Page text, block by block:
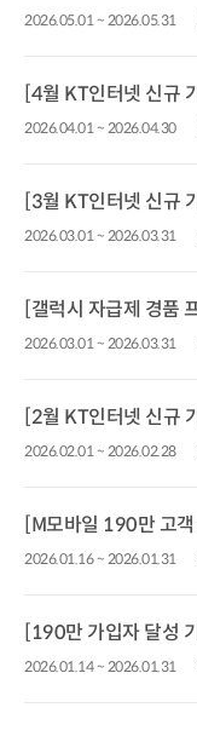
2026.05.01 ~ 2026.05.31
[4월 KT인터넷 신규
2026.04.01 ~ 2026.04.30
[3월 KT인터넷 신규
2026.03.01 ~ 2026.03.31
[갤럭시 자급제 경품
2026.03.01 ~ 2026.03.31
[2월 KT인터넷 신규
2026.02.01 ~ 2026.02.28
2026.01.16 ~ 2026.01.31
[190만 가입자 달성
2026.01.14 ~ 2026.01.31